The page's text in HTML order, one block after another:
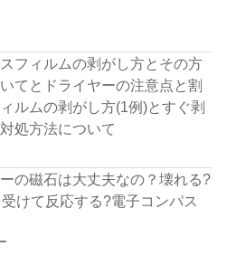
フィルムの剥がし方とその方
てとドライヤーの注意点と割
ルムの剥がし方(1例)とすぐ剥
処方法について
の磁石は大丈夫なの？壊れる?
けて反応する?電子コンパス